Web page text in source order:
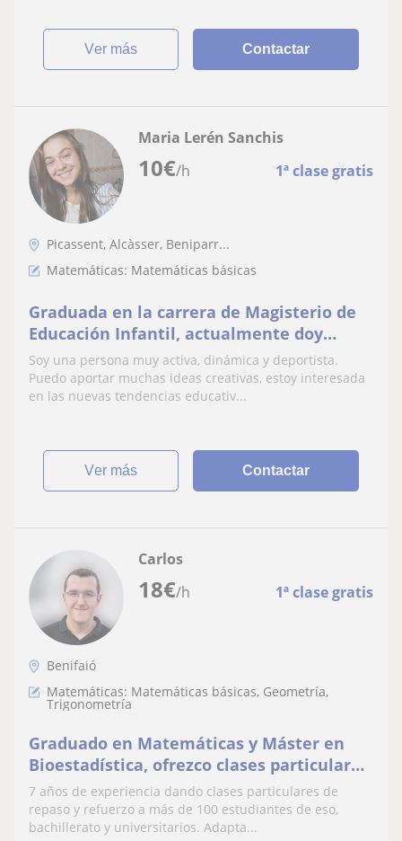
ver más Contactar
10€/h 1ª clase gratis
Maria Lerén Sanchis
Picassent, Alcàsser, Beniparr...
Matemáticas: Matemáticas básicas
Graduada en la carrera de Magisterio de
Educación Infantil, actualmente doy
clases particulares a un niño de 2º de la
ESO aunque, he dado hasta 4º de la ESO.
Me gustan mucho las ciencias
Soy una persona muy activa, dinámica y deportista.
Puedo aportar muchas ideas creativas, estoy interesada
en las nuevas tendencias educativ...
ver más Contactar
18€/h 1ª clase gratis
Carlos
Benifaió
Matemáticas: Matemáticas básicas, Geometría,
Trigonometría
Graduado en Matemáticas y Máster en
Bioestadística, ofrezco clases particulares
de: matemáticas, física, dibujo técnico,
valenciano, historia, economia, geografía,
inglés y castellano para alumnos de
7 años de experiencia dando clases particulares de
repaso y refuerzo a más de 100 estudiantes de eso,
bachillerato y universitarios. Adapta...